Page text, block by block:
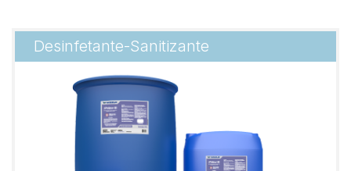
Desinfetante-Sanitizante